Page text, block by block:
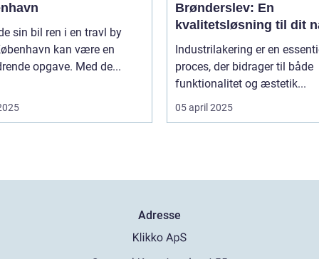
sin bil ren i en travl by
kan være en
opgave. Med de...
Brønderslev: En
kvalitetsløsning til dit
projekt
Industrilakering er en
proces, der bidrager til både
funktionalitet og æstetik...
05 april 2025
Adresse